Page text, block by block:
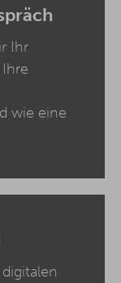
Ihr
wie eine